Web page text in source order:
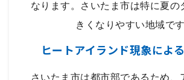
なります。さいたま市は特に夏の
きくなりやすい地域です
ヒートアイランド現象によ
さいたま市は都市部であるため、